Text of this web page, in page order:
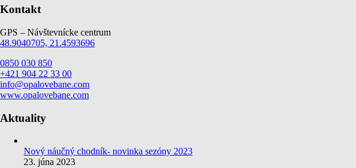
Kontakt
GPS – Návštevnícke centrum
48.9040705, 21.4593696
0850 030 850
+421 904 22 33 00
info@opalovebane.com
www.opalovebane.com
Aktuality
Nový náučný chodník- novinka sezóny 2023
23. júna 2023